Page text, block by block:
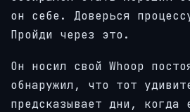
он себе. Доверься
Пройди через это.
Он носил свой Whoop
обнаружил, что тот
предсказывает дни, когда